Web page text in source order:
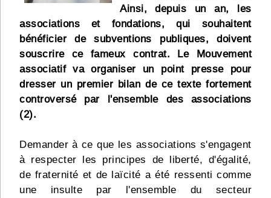
Désabo Lettrasso
Nous contacter
Ainsi, depuis un an, les
associations et fondations, qui souhaitent
bénéficier de subventions publiques, doivent
souscrire ce fameux contrat. Le Mouvement
associatif va organiser un point presse pour
dresser un premier bilan de ce texte fortement
controversé par l'ensemble des associations
(2).
Demander à ce que les associations s'engagent
à respecter les principes de liberté, d'égalité,
de fraternité et de laïcité a été ressenti comme
une insulte par l'ensemble du secteur